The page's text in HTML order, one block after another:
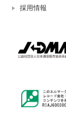
採用情報